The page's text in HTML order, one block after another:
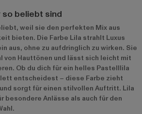
so beliebt sind
weil sie den perfekten Mix aus
bieten. Die Farbe Lila strahlt Luxus
aus, ohne zu aufdringlich zu wirken. Sie
von Hauttönen und lässt sich leicht mit
Ob du dich für ein helles Pastelllila
entscheidest – diese Farbe zieht
sorgt für einen stilvollen Auftritt. Lila
besondere Anlässe als auch für den